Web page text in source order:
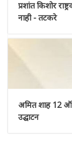
प्रशांत किशोर
नाही - तटकरे
अमित शाह 12
उद्घाटन